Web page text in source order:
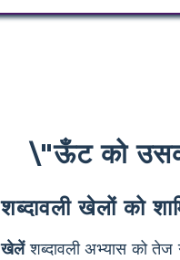
\"ऊँट को
शब्दावली खेलों को
खेलेंशब्दावली अभ्यास को तेज